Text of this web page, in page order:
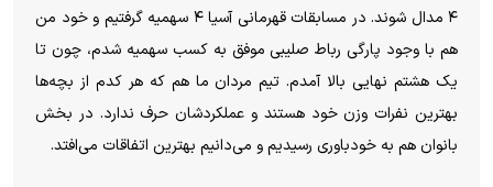
۴ مدال شوند. در مسابقات قهرمانی آسیا ۴ سهمیه گرفتیم و خود من
هم با وجود پارگی رباط صلیبی موفق به کسب سهمیه شدم، چون تا
یک هشتم نهایی بالا آمدم. تیم مردان ما هم که هر کدم از بچه‌ها
بهترین نفرات وزن خود هستند و عملکردشان حرف ندارد. در بخش
بانوان هم به خودباوری رسیدیم و می‌دانیم بهترین اتفاقات می‌افتد.